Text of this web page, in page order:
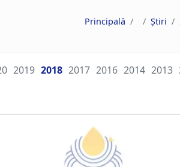
o plângere
Principală Știri
2019 2018 2017 2016 2014 2013